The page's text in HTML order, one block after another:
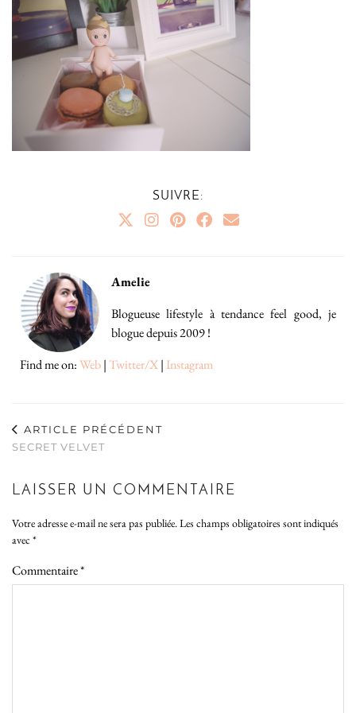
SUIVRE:
Amelie
Blogueuse lifestyle à tendance feel good, je
blogue depuis 2009 !
Find me on:Web|Twitter/X| Instagram
ARTICLE PRÉCÉDENT
SECRET VELVET
LAISSER UN COMMENTAIRE
Votre adresse e-mail ne sera pas publiée.Les champs obligatoires sont indiqués
avec *
Commentaire*